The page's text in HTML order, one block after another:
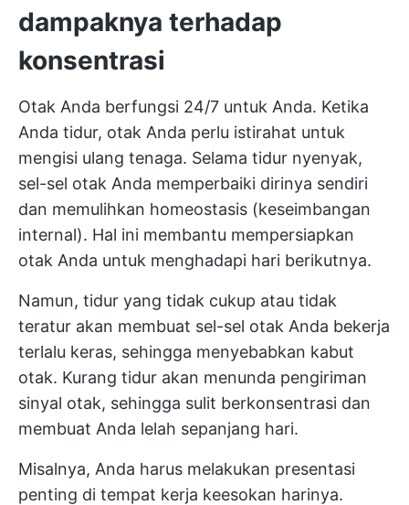
dampaknya terhadap
konsentrasi
Otak Anda berfungsi 24/7 untuk Anda. Ketika
Anda tidur, otak Anda perlu istirahat untuk
mengisi ulang tenaga. Selama tidur nyenyak,
sel-sel otak Anda memperbaiki dirinya sendiri
dan memulihkan homeostasis (keseimbangan
internal). Hal ini membantu mempersiapkan
otak Anda untuk menghadapi hari berikutnya.
Namun, tidur yang tidak cukup atau tidak
teratur akan membuat sel-sel otak Anda bekerja
terlalu keras, sehingga menyebabkan kabut
otak. Kurang tidur akan menunda pengiriman
sinyal otak, sehingga sulit berkonsentrasi dan
membuat Anda lelah sepanjang hari.
Misalnya, Anda harus melakukan presentasi
penting di tempat kerja keesokan harinya.